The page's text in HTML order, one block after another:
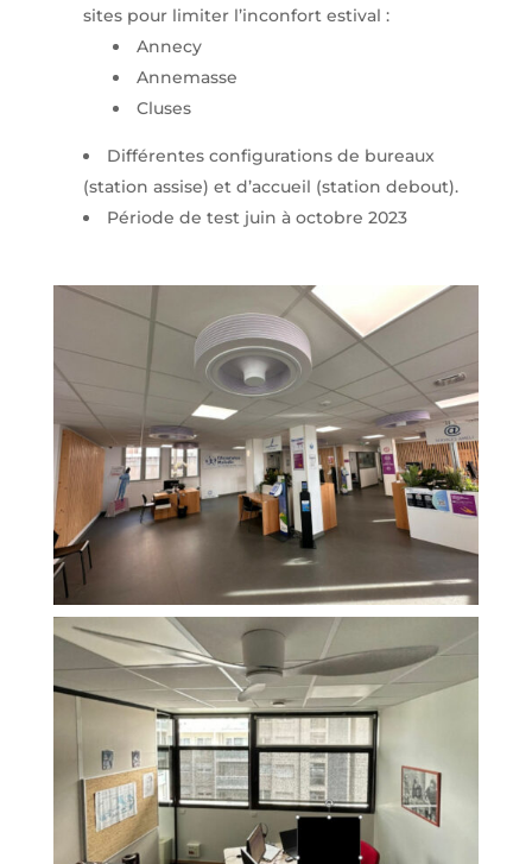
sites pour limiter l’inconfort estival :
Annecy
Annemasse
Cluses
Différentes configurations de bureaux
(station assise) et d’accueil (station debout).
Période de test juin à octobre 2023